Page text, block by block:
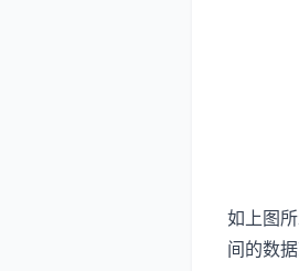
如上图
间的数